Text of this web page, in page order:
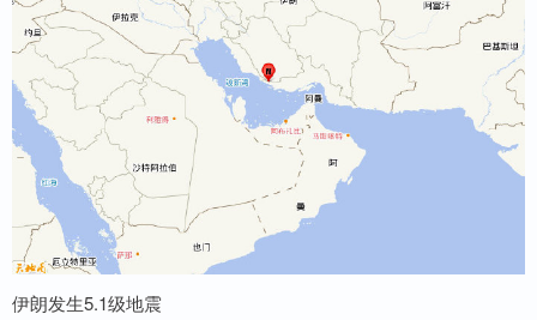
伊朗发生5.1级地震